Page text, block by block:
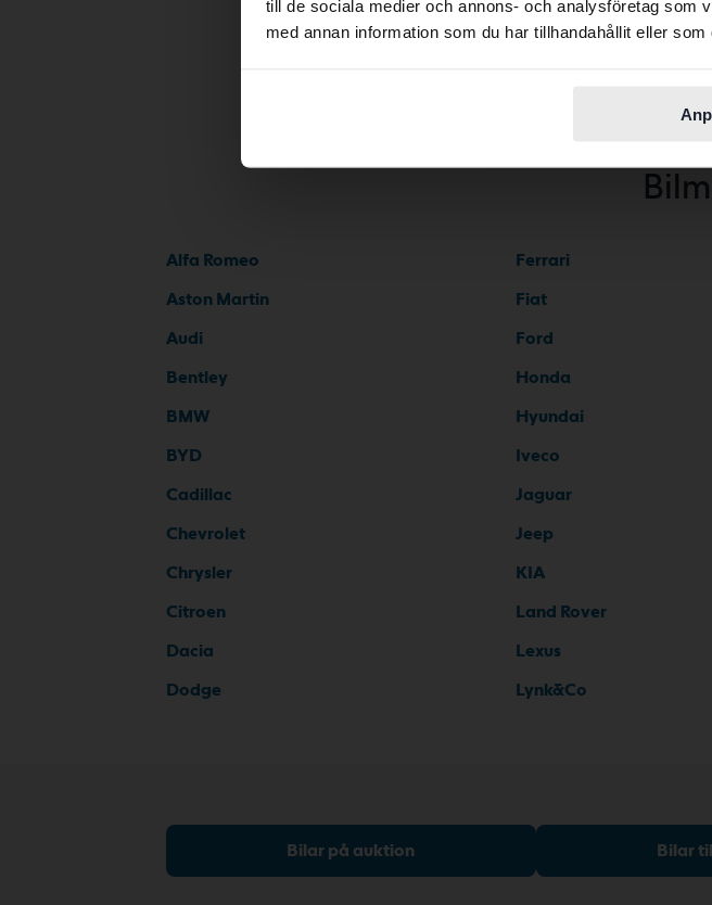
till de sociala medier och annons- och analysföretag som
med annan information som du har tillhandahållit eller
Alfa Romeo
Aston Martin
Audi
Bentley
BMW
BYD
Cadillac
Chevrolet
Chrysler
Citroen
Dacia
Dodge
Ferrari
Fiat
Ford
Honda
Hyundai
Iveco
Jaguar
Jeep
KIA
Land Rover
Lexus
Lynk&Co
Bilar på auktion Bilar
Continue in